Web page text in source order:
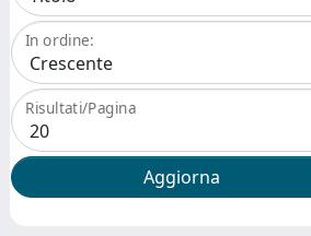
In ordine:
Risultati/Pagina